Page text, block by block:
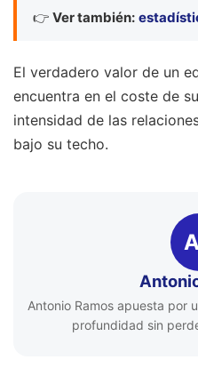
👉 Ver también:
El verdadero valor de un
encuentra en el coste de
intensidad de las
bajo su techo.
Antonio Ramos apuesta por
profundidad sin